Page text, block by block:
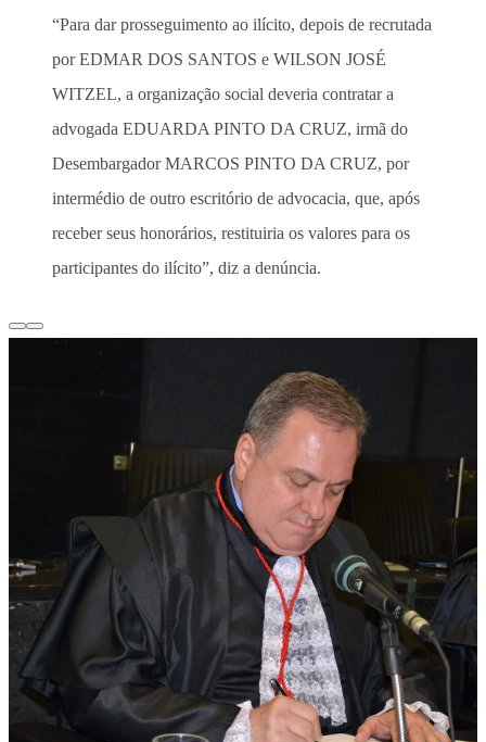
“Para dar prosseguimento ao ilícito, depois de recrutada
por EDMAR DOS SANTOS e WILSON JOSÉ
WITZEL, a organização social deveria contratar a
advogada EDUARDA PINTO DA CRUZ, irmã do
Desembargador MARCOS PINTO DA CRUZ, por
intermédio de outro escritório de advocacia, que, após
receber seus honorários, restituiria os valores para os
participantes do ilícito”, diz a denúncia.